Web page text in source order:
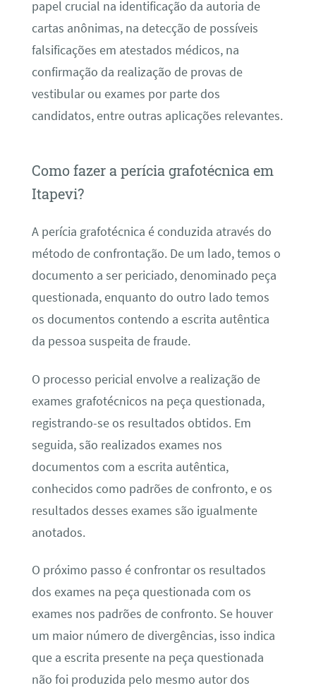
papel crucial na identificação da autoria de
cartas anônimas, na detecção de possíveis
falsificações em atestados médicos, na
confirmação da realização de provas de
vestibular ou exames por parte dos
candidatos, entre outras aplicações relevantes.
Como fazer a perícia grafotécnica em
Itapevi?
A perícia grafotécnica é conduzida através do
método de confrontação. De um lado, temos o
documento a ser periciado, denominado peça
questionada, enquanto do outro lado temos
os documentos contendo a escrita autêntica
da pessoa suspeita de fraude.
O processo pericial envolve a realização de
exames grafotécnicos na peça questionada,
registrando-se os resultados obtidos. Em
seguida, são realizados exames nos
documentos com a escrita autêntica,
conhecidos como padrões de confronto, e os
resultados desses exames são igualmente
anotados.
O próximo passo é confrontar os resultados
dos exames na peça questionada com os
exames nos padrões de confronto. Se houver
um maior número de divergências, isso indica
que a escrita presente na peça questionada
não foi produzida pelo mesmo autor dos